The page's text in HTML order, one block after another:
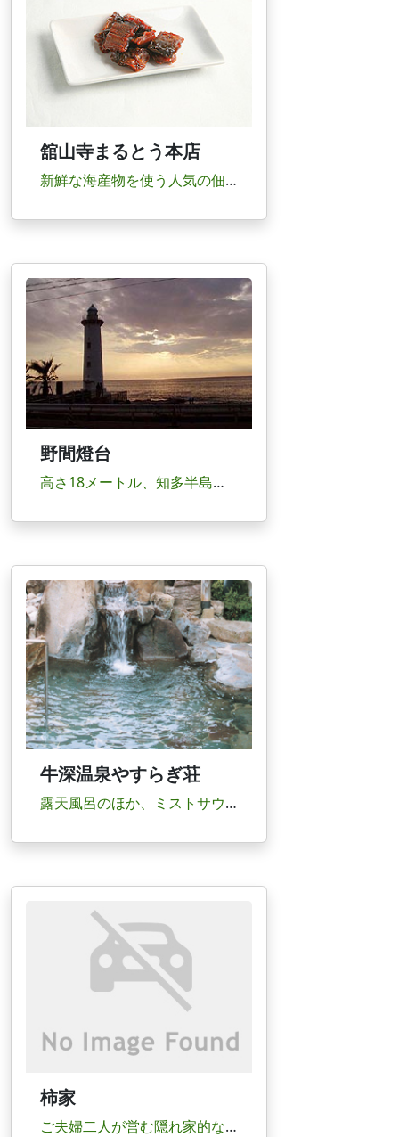
舘山寺まるとう本店
新鮮な海産物を使う人気の佃煮専門店。おすすめはうなぎ、あさりしぐれ、はぜ甘露煮。
野間燈台
高さ18メートル、知多半島のシンボルとしてそびえ立つ灯台。青い空・青い海と白い灯台とのコン...
牛深温泉やすらぎ荘
露天風呂のほか、ミストサウナなどが揃う。
柿家
ご夫婦二人が営む隠れ家的な肉料理の店。地元でとれた新鮮な野菜や上質の和牛を使ったメニューが...